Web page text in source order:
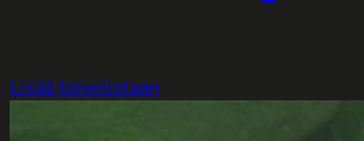
Lisää toivelistaan